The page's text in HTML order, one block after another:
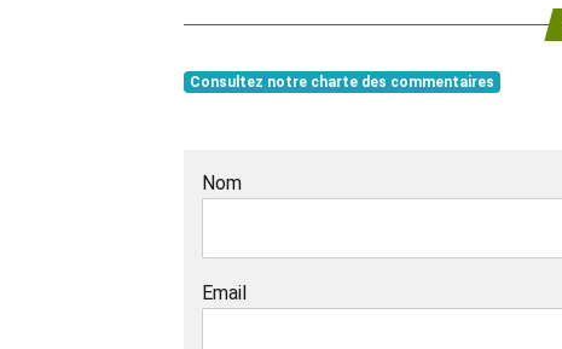
Consultez notre charte des commentaires
Nom
Email